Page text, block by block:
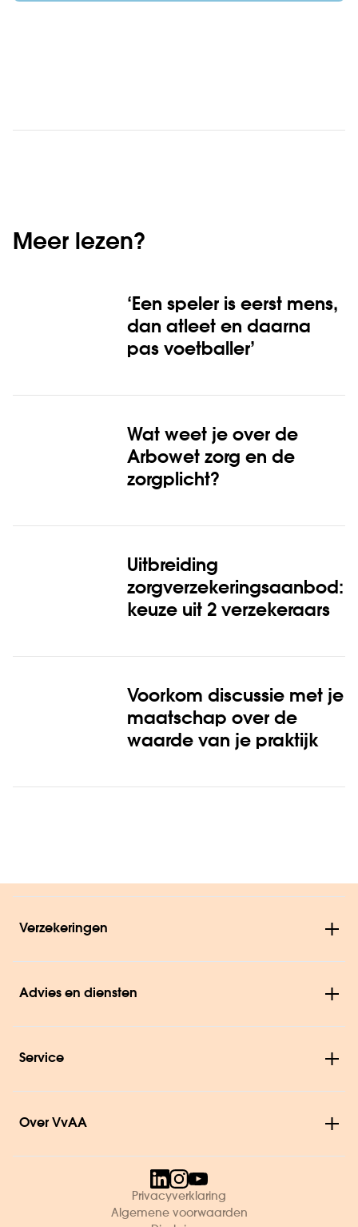
Meer lezen?
‘Een speler is eerst mens,
dan atleet en daarna
pas voetballer’
Wat weet je over de
Arbowet zorg en de
zorgplicht?
Uitbreiding
zorgverzekerings­aanbod:
keuze uit 2 verzekeraars
Voorkom discussie met je
maatschap over de
waarde van je praktijk
Verzekeringen
Advies en diensten
Service
Over VvAA
Privacyverklaring
Algemene voorwaarden